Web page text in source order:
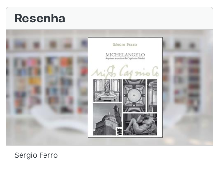
Resenha
Sérgio Ferro